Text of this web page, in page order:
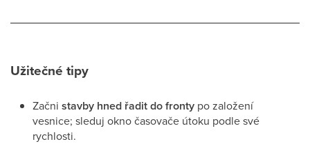
Užitečné tipy
Začni stavby hned řadit do fronty po založení
vesnice; sleduj okno časovače útoku podle své
rychlosti.